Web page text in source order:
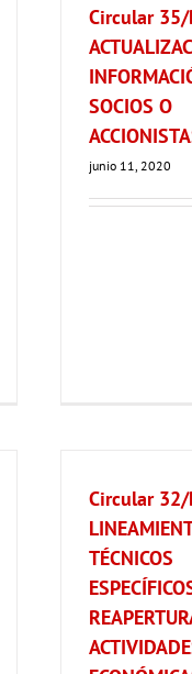
Circular
SOCIOS O
junio 11, 2020
Circular
TÉCNICOS